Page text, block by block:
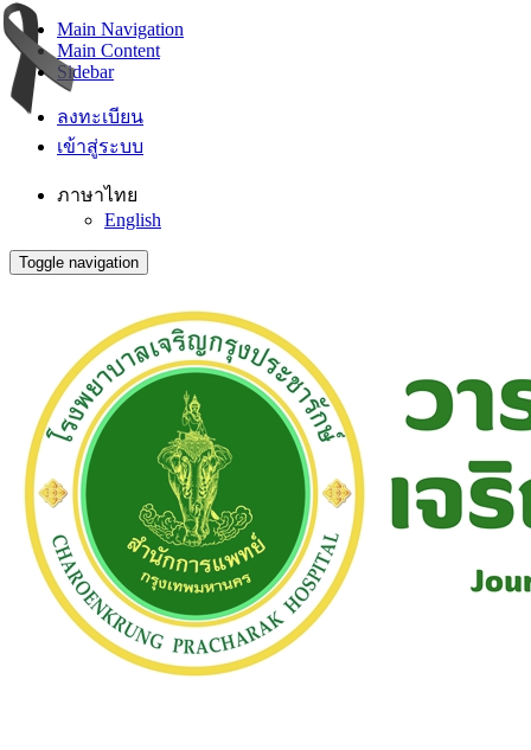
Main Navigation
Main Content
Sidebar
ลงทะเบียน
เข้าสู่ระบบ
ภาษาไทย
English
Toggle navigation